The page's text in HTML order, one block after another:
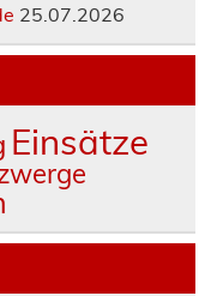
25.07.2026
Einsätze